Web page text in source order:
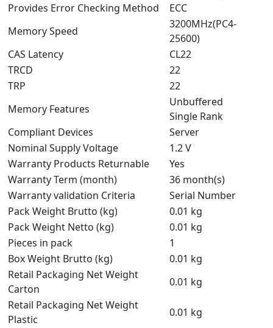
Provides Error Checking Method
ECC
Memory Speed
3200MHz(PC4-
25600)
CAS Latency
CL22
TRCD
22
TRP
22
Memory Features
Unbuffered
Single Rank
Compliant Devices
Server
Nominal Supply Voltage
1.2 V
Warranty Products Returnable
Yes
Warranty Term (month)
36 month(s)
Warranty validation Criteria
Serial Number
Pack Weight Brutto (kg)
0.01 kg
Pack Weight Netto (kg)
0.01 kg
Pieces in pack
1
Box Weight Brutto (kg)
0.01 kg
Retail Packaging Net Weight
Carton
0.01 kg
Retail Packaging Net Weight
Plastic
0.01 kg